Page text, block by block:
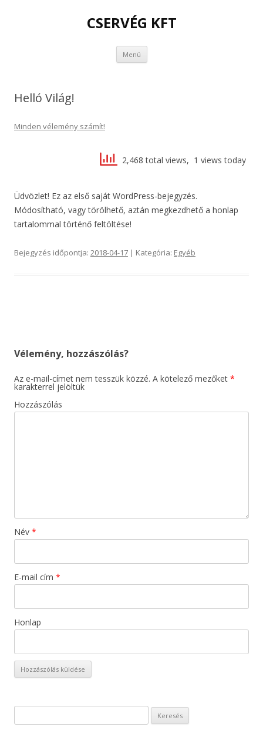
CSERVÉG KFT
Menü Kilépés
tartalomba
Helló Világ!
Minden vélemény számít!
2,468 total views, 1 views today
Üdvözlet! Ez az első saját WordPress-bejegyzés.
Módosítható, vagy törölhető, aztán megkezdhető a honlap
tartalommal történő feltöltése!
Bejegyzés időpontja: 2018-04-17 | Kategória: Egyéb
Vélemény, hozzászólás?
Az e-mail-címet nem tesszük közzé. A kötelező mezőket *
karakterrel jelöltük
Hozzászólás
Név *
E-mail cím *
Honlap